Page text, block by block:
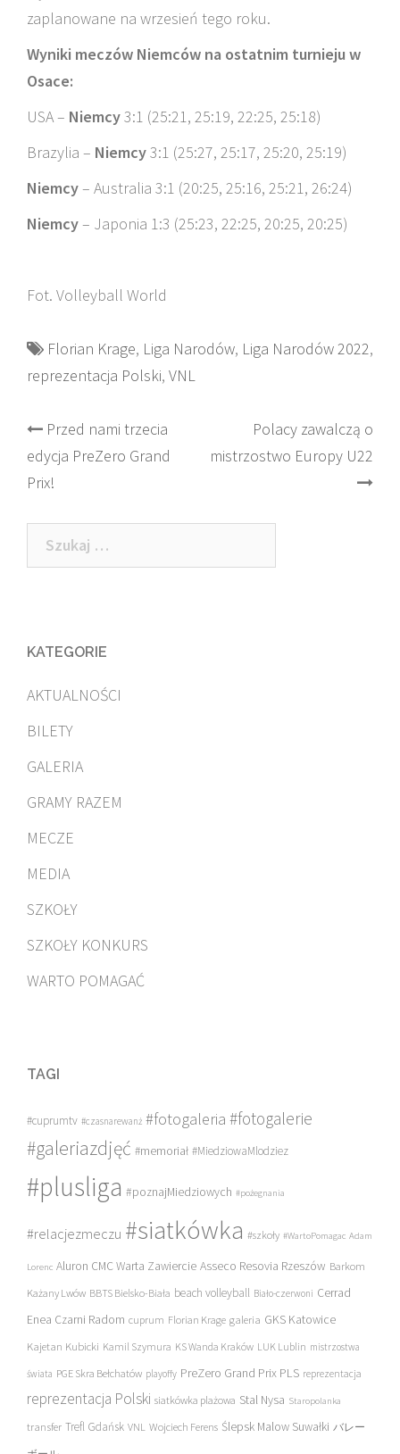
zaplanowane na wrzesień tego roku.
Wyniki meczów Niemców na ostatnim turnieju w
Osace:
USA – Niemcy3:1 (25:21, 25:19, 22:25, 25:18)
Brazylia – Niemcy3:1 (25:27, 25:17, 25:20, 25:19)
Niemcy– Australia 3:1 (20:25, 25:16, 25:21, 26:24)
Niemcy– Japonia 1:3 (25:23, 22:25, 20:25, 20:25)
Fot. Volleyball World
Florian Krage, Liga Narodów, Liga Narodów 2022,
reprezentacja Polski, VNL
Post
navigation
Przed nami trzecia
edycja PreZero Grand
Prix!
Polacy zawalczą o
mistrzostwo Europy U22
Szukaj:
KATEGORIE
AKTUALNOŚCI
BILETY
GALERIA
GRAMY RAZEM
MECZE
MEDIA
SZKOŁY
SZKOŁY KONKURS
WARTO POMAGAĆ
TAGI
#cuprumtv #czasnarewanż #fotogaleria #fotogalerie
#galeriazdjęć #memoriał #MiedziowaMlodziez
#plusliga #poznajMiedziowych #pożegnania
#relacjezmeczu #siatkówka #szkoły #WartoPomagac Adam
Lorenc Aluron CMC Warta Zawiercie Asseco Resovia Rzeszów Barkom
Każany Lwów BBTS Bielsko-Biała beach volleyball Biało-czerwoni Cerrad
Enea Czarni Radom cuprum Florian Krage galeria GKS Katowice
Kajetan Kubicki Kamil Szymura KS Wanda Kraków LUK Lublin mistrzostwa
świata PGE Skra Bełchatów playoffy PreZero Grand Prix PLS reprezentacja
reprezentacja Polski siatkówka plażowa Stal Nysa Staropolanka
transfer Trefl Gdańsk VNL Wojciech Ferens Ślepsk Malow Suwałki バレー